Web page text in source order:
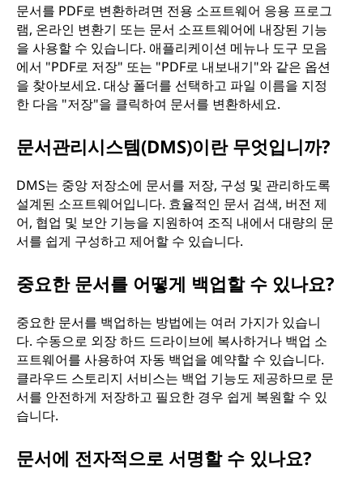
문서를 PDF로 변환하려면 전용 소프트웨어 응용 프로그
램, 온라인 변환기 또는 문서 소프트웨어에 내장된 기능
을 사용할 수 있습니다. 애플리케이션 메뉴나 도구 모음
에서 "PDF로 저장" 또는 "PDF로 내보내기"와 같은 옵션
을 찾아보세요. 대상 폴더를 선택하고 파일 이름을 지정
한 다음 "저장"을 클릭하여 문서를 변환하세요.
문서관리시스템(DMS)이란 무엇입니까?
DMS는 중앙 저장소에 문서를 저장, 구성 및 관리하도록
설계된 소프트웨어입니다. 효율적인 문서 검색, 버전 제
어, 협업 및 보안 기능을 지원하여 조직 내에서 대량의 문
서를 쉽게 구성하고 제어할 수 있습니다.
중요한 문서를 어떻게 백업할 수 있나요?
중요한 문서를 백업하는 방법에는 여러 가지가 있습니
다. 수동으로 외장 하드 드라이브에 복사하거나 백업 소
프트웨어를 사용하여 자동 백업을 예약할 수 있습니다.
클라우드 스토리지 서비스는 백업 기능도 제공하므로 문
서를 안전하게 저장하고 필요한 경우 쉽게 복원할 수 있
습니다.
문서에 전자적으로 서명할 수 있나요?